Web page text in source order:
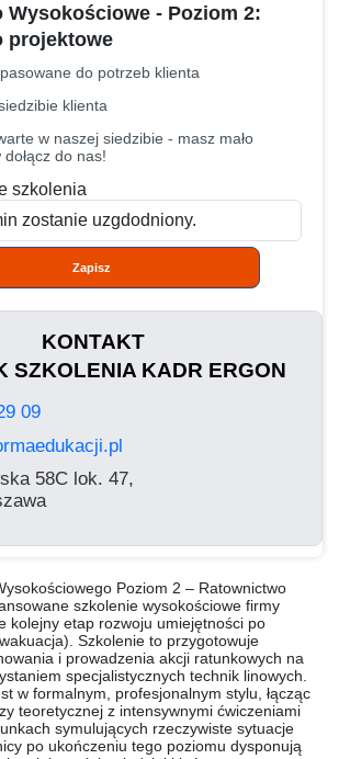
Wysokościowe - Poziom 2:
projektowe
do potrzeb klienta
klienta
w naszej siedzibie - masz mało
do nas!
szkolenia
Zapisz
KONTAKT
SZKOLENIA KADR ERGON
09
58C lok. 47,
Poziom 2 – Ratownictwo
szkolenie wysokościowe firmy
kolejny etap rozwoju umiejętności po
Szkolenie to przygotowuje
i prowadzenia akcji ratunkowych na
specjalistycznych technik linowych.
w formalnym, profesjonalnym stylu, łącząc
teoretycznej z intensywnymi ćwiczeniami
symulujących rzeczywiste sytuacje
po ukończeniu tego poziomu dysponują